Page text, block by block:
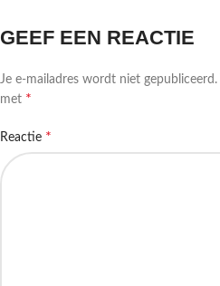
GEEF EEN REACTIE
Je e-mailadres wordt niet gepubliceerd.
met *
Reactie *